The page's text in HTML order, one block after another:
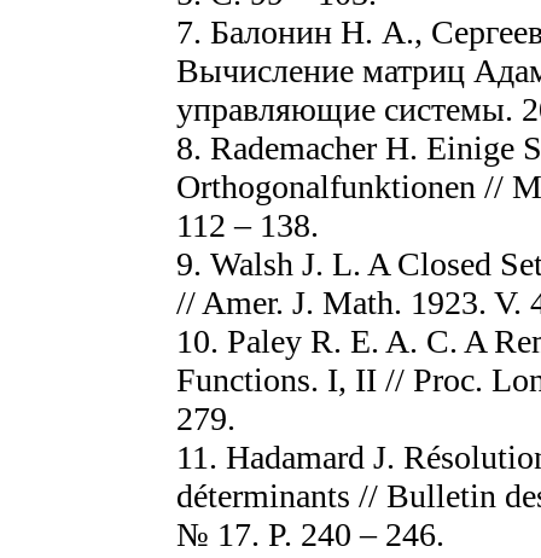
7. Балонин Н. А.,
Вычисление матриц
управляющие системы.
8. Rademacher H. Einige
Orthogonalfunktionen //
112 – 138.
9. Walsh J. L. A Closed
// Amer. J. Math. 1923. V.
10. Paley R. E. A. C. A
Functions. I, II // Proc.
279.
11. Hadamard J.
déterminants // Bulletin
№ 17. P. 240 – 246.